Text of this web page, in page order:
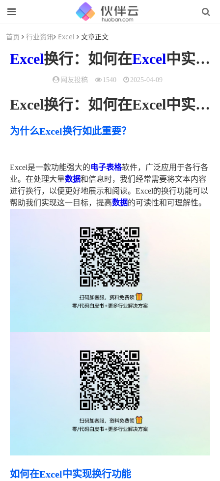
首页 行业资讯 Excel 文章正文
Excel换行：如何在Excel中实现换行
网友投稿 1540 2025-04-09
Excel换行：如何在Excel中实现换行功能
为什么Excel换行如此重要？
Excel是一款功能强大的电子表格软件，广泛应用于各行各
业。在处理大量数据和信息时，我们经常需要将文本内容
进行换行，以便更好地展示和阅读。Excel的换行功能可以
帮助我们实现这一目标，提高数据的可读性和可理解性。
如何在Excel中实现换行功能